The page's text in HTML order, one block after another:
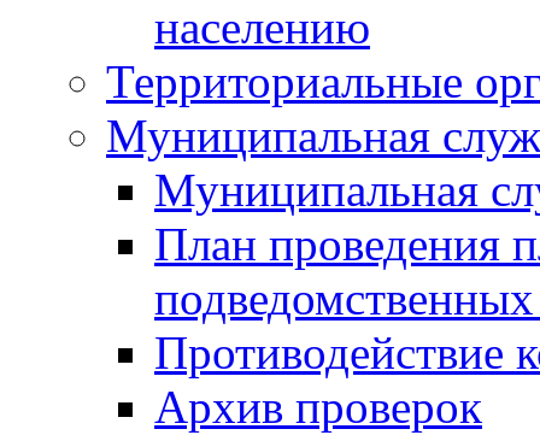
населению
Территориальные
Муниципальная
Муниципальная
План проведения
Противодействие
Архив проверок